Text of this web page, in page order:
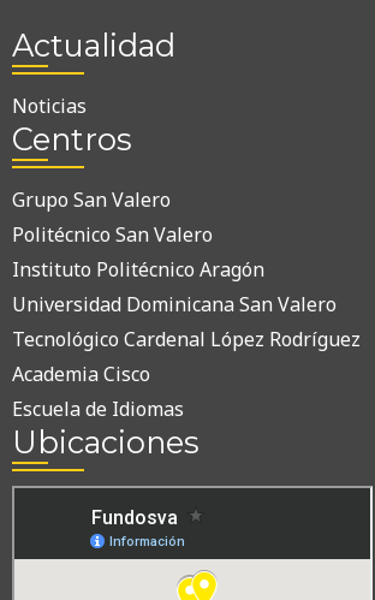
Actualidad
Noticias
Centros
Grupo San Valero
Politécnico San Valero
Instituto Politécnico Aragón
Universidad Dominicana San Valero
Tecnológico Cardenal López Rodríguez
Academia Cisco
Escuela de Idiomas
Ubicaciones